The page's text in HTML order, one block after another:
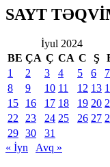
SAYT
İyul 2024
BE ÇA Ç CA C Ş
1
2 3 4 5 6
7
8
9 10 11 12 13
15
16 17 18 19 20
22
23 24 25 26 27
29 30
31
« İyn
Avq »